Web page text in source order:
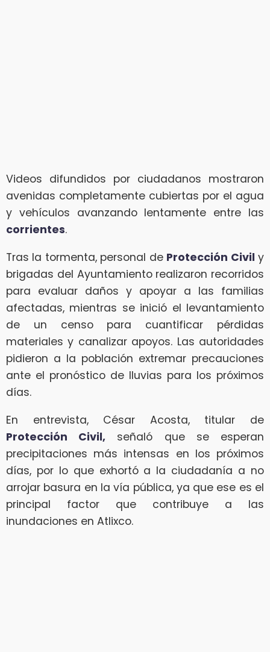
Videos difundidos por ciudadanos mostraron
avenidas completamente cubiertas por el agua
y vehículos avanzando lentamente entre las
corrientes.
Tras la tormenta, personal de Protección Civil y
brigadas del Ayuntamiento realizaron recorridos
para evaluar daños y apoyar a las familias
afectadas, mientras se inició el levantamiento
de un censo para cuantificar pérdidas
materiales y canalizar apoyos. Las autoridades
pidieron a la población extremar precauciones
ante el pronóstico de lluvias para los próximos
días.
En entrevista, César Acosta, titular de
Protección Civil, señaló que se esperan
precipitaciones más intensas en los próximos
días, por lo que exhortó a la ciudadanía a no
arrojar basura en la vía pública, ya que ese es el
principal factor que contribuye a las
inundaciones en Atlixco.